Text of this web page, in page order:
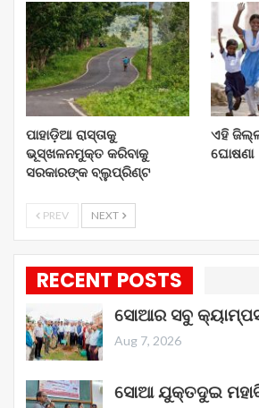
ପାହାଡ଼ିଆ ରାସ୍ତାକୁ
ଭୂସ୍ଖଳନମୁକ୍ତ କରିବାକୁ
ସରକାରଙ୍କ ବ୍ଲୁପ୍ରିଣ୍ଟ
ଏହି
ଘୋଷଣା
PREV NEXT
RECENT POSTS
ସୋଆର ସବୁ
Aug 7, 2026
ସୋଆ ଯୁକ୍ତଦୁଇ